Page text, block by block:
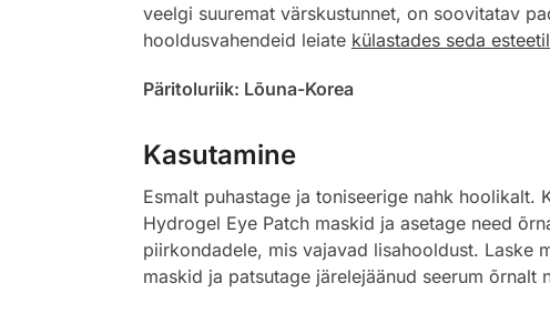
veelgi suuremat värskustunnet, on soovitatav
hooldusvahendeid leiate külastades seda
Päritoluriik: Lõuna-Korea
Kasutamine
Esmalt puhastage ja toniseerige nahk hoolikalt.
Hydrogel Eye Patch maskid ja asetage need
piirkondadele, mis vajavad lisahooldust. Laske
maskid ja patsutage järelejäänud seerum